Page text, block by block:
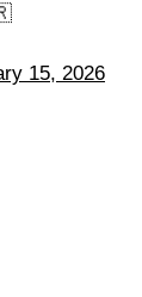
15, 2026